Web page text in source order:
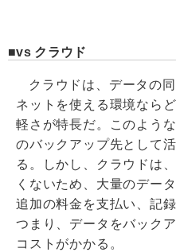
vs クラウド
クラウドは、データの
ネットを使える環境なら
軽さが特長だ。このよう
のバックアップ先として
る。しかし、クラウドは
くないため、大量のデー
追加の料金を支払い、記
つまり、データをバック
コストがかかる。